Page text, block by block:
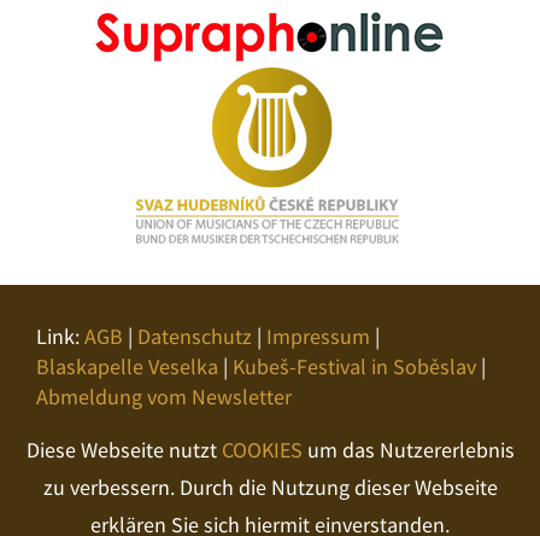
Link:AGB | Datenschutz | Impressum |
Blaskapelle Veselka | Kubeš-Festival in Soběslav |
Abmeldung vom Newsletter
Diese Webseite nutzt COOKIES um das Nutzererlebnis
zu verbessern. Durch die Nutzung dieser Webseite
erklären Sie sich hiermit einverstanden.